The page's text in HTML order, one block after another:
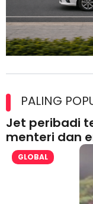
lesen separuh
PALING
Jet peribadi
menteri dan
GLOBAL